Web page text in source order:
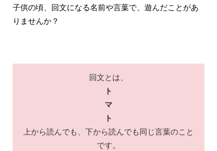
子供の頃、回文になる名前や言葉で、遊んだことがあ
りませんか？
回文とは、
ト
マ
ト
上から読んでも、下から読んでも同じ言葉のこと
です。